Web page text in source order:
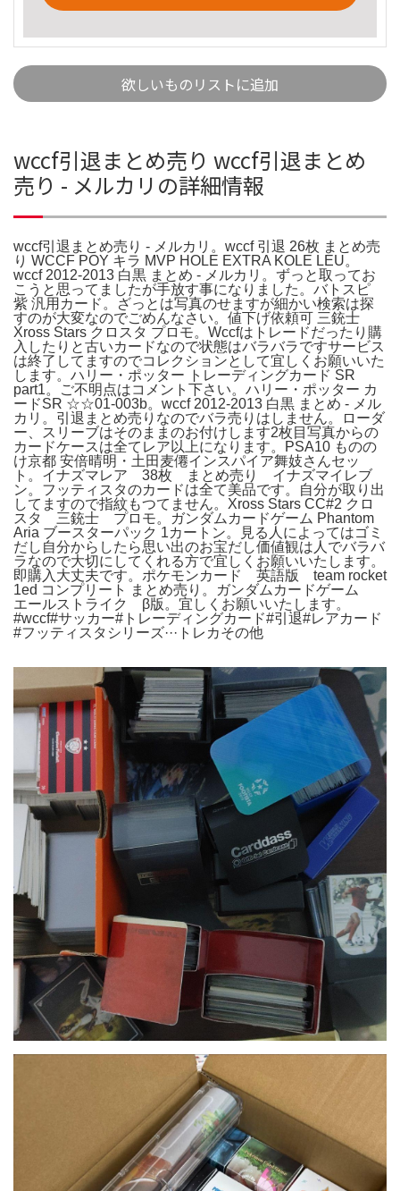
欲しいものリストに追加
wccf引退まとめ売り wccf引退まとめ
売り - メルカリの詳細情報
wccf引退まとめ売り - メルカリ。wccf 引退 26枚 まとめ売
り WCCF POY キラ MVP HOLE EXTRA KOLE LEU。
wccf 2012-2013 白黒 まとめ - メルカリ。ずっと取ってお
こうと思ってましたが手放す事になりました。バトスピ
紫 汎用カード。ざっとは写真のせますが細かい検索は探
すのが大変なのでごめんなさい。値下げ依頼可 三銃士
Xross Stars クロスタ プロモ。Wccfはトレードだったり購
入したりと古いカードなので状態はバラバラですサービス
は終了してますのでコレクションとして宜しくお願いいた
します。ハリー・ポッター トレーディングカード SR
part1。ご不明点はコメント下さい。ハリー・ポッター カ
ードSR ☆☆01-003b。wccf 2012-2013 白黒 まとめ - メル
カリ。引退まとめ売りなのでバラ売りはしません。ローダ
ー、スリーブはそのままのお付けします2枚目写真からの
カードケースは全てレア以上になります。PSA10 ものの
け京都 安倍晴明・土田麦僊インスパイア舞妓さんセッ
ト。イナズマレア 38枚 まとめ売り イナズマイレブ
ン。フッティスタのカードは全て美品です。自分が取り出
してますので指紋もつてません。Xross Stars CC#2 クロ
スタ 三銃士 プロモ。ガンダムカードゲーム Phantom
Aria ブースターパック 1カートン。見る人によってはゴミ
だし自分からしたら思い出のお宝だし価値観は人でバラバ
ラなので大切にしてくれる方で宜しくお願いいたします。
即購入大丈夫です。ポケモンカード 英語版 team rocket
1ed コンプリート まとめ売り。ガンダムカードゲーム
エールストライク β版。宜しくお願いいたします。
#wccf#サッカー#トレーディングカード#引退#レアカード
#フッティスタシリーズ···トレカその他